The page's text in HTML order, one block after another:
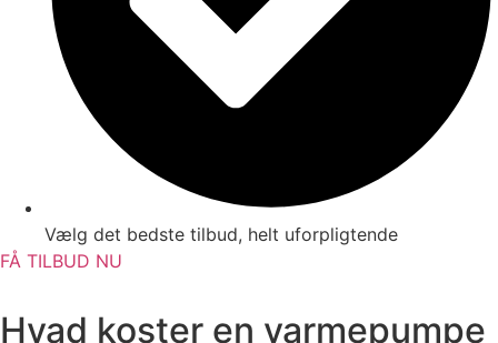
Vælg det bedste tilbud, helt uforpligtende
FÅ TILBUD NU
Hvad koster en varmepumpe